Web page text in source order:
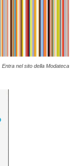
Entra nel sito della Modateca